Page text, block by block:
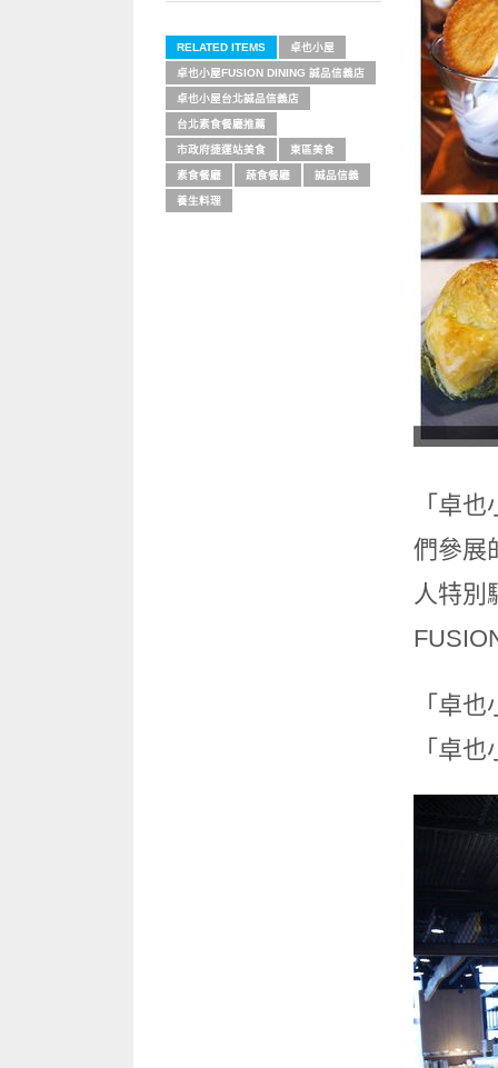
「卓
們參展
人特別
「卓
「卓
RELATED ITEMS 卓也小屋
卓也小屋FUSION DINING 誠品信義店
卓也小屋台北誠品信義店
台北素食餐廳推薦
市政府捷運站美食 東區美食
素食餐廳 蔬食餐廳 誠品信義
養生料理